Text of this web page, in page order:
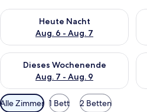
Heute Nacht
Aug. 6 - Aug. 7
Überprüfe die Verfügbarkeit für
Dieses Wochenende
Aug. 7 - Aug. 9
Überprüfe die Verfügbarkeit für
Verfügbare
Alle Zimmer 1 Bett 2 Betten